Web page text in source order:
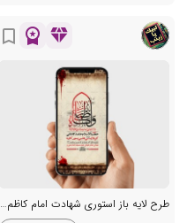
diamond
workspace_premium
bookmark_border
طرح لایه باز استوری شهادت امام کاظم ع